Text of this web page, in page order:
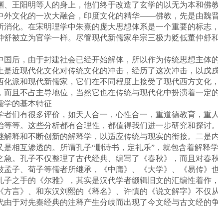
、王阳明等人的身上，他们终于改造了玄学的以无为本和
外文化的一次大融合，印度文化的精华——佛教，先是由魏
消化。在宋明理学中朱熹的庞大思想体系是一个重要的标
舒被立为官学一样。尽管现代新儒家牟宗三极力贬低董仲
，由于封建社会已经开始解体，所以作为传统思想主体
是近现代化文化对传统文化的冲击，经历了这次冲击，以
化派和现代新儒家，它们在不同程度上接受了现代西方文
且不占主导地位，当然它也在传统与现代化中扮演着一定的
基本特征
有很多评价，如天人合一，心性合一，重道德教育，重
等等。这些分析都有合理性，都值得我们进一步研究和探
解释和不断创新的解释学，以适应传统与现实的衔接。二
是相互渗透的。所谓孔子“删诗书，定礼乐”，就包含着解
急。孔子不仅整理了古代经典、编写了《春秋》，而且对春
孟子、荀子等儒者所继承，《中庸》、《大学》、《易传
子之手的《尔雅》，其实是汉代学者缀辑旧文的汇编性着
方言》、和东汉刘熙的《释名》、许慎的《说文解字》不
由于对先秦经典的注释产生分歧而出现了今文经与古文经